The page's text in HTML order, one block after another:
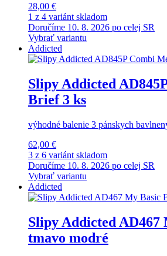
28,00 €
1 z 4 variánt skladom
Doručíme 10. 8. 2026 po celej SR
Vybrať variantu
Addicted
Slipy Addicted
Brief 3 ks
výhodné balenie 3 pánskych
62,00 €
3 z 6 variánt skladom
Doručíme 10. 8. 2026 po celej SR
Vybrať variantu
Addicted
Slipy Addicted
tmavo modré